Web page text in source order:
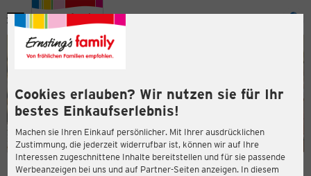
Cookies erlauben? Wir nutzen sie für Ihr
bestes Einkaufserlebnis!
Machen sie Ihren Einkauf persönlicher. Mit Ihrer ausdrücklichen
Zustimmung, die jederzeit widerrufbar ist, können wir auf Ihre
Interessen zugeschnittene Inhalte bereitstellen und für sie passende
Werbeanzeigen bei uns und auf Partner-Seiten anzeigen. In diesem
Menü